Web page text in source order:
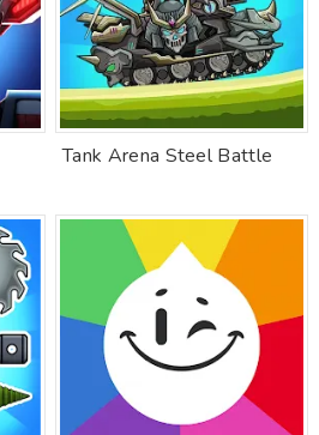
Tank Arena Steel Battle